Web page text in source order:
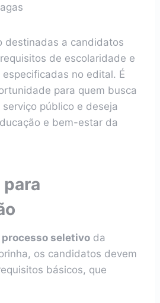
destinadas a candidatos
de escolaridade e
no edital. É
para quem busca
público e deseja
e bem-estar da
processo seletivo da
os candidatos devem
básicos, que